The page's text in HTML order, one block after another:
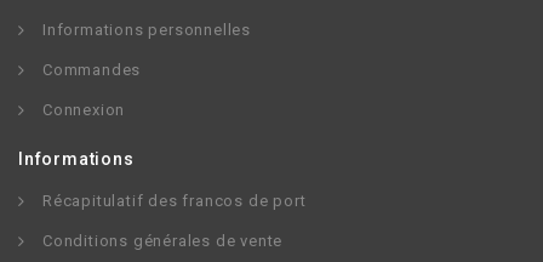
Informations personnelles
Commandes
Connexion
Informations
Récapitulatif des francos de port
Conditions générales de vente